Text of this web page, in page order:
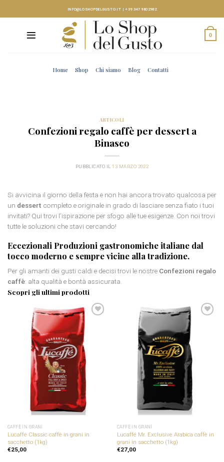
INFO@LOSHOPDELGUSTO.IT |+39 347 9802982
0
Home Shop Chi siamo Blog Contatti
ARTICOLI
Confezioni regalo caffè per dessert a
Binasco
PUBBLICATO IL13 MARZO 2022
Si avvicina il giorno della festa e non hai ancora trovato qualcosa per
un dessert completo e originale in grado di lasciare senza fiato i tuoi
invitati? Qui trovi l’ispirazione per sfogo alle tue esigenze. Con noi trovi
tutte le soluzioni che stavi cercando!
Eccezionali Produzioni gastronomiche italiane dal
tocco moderno e sempre vicine alla tradizione.
Per gli amanti dei gusti caldi e decisi trovi le nostre Confezioni regalo
caffè: alta qualità e bontà assicurata.
Scopri gli ultimi prodotti
desideri
CAFFÈ IN GRANI
Lucaffé Classic caffè in grani in
sacchetto (1kg)
€25,00
CAFFÈ IN GRANI
Lucaffé Mr. Exclusive Arabica caffè in
grani in sacchetto (1kg)
€27,00